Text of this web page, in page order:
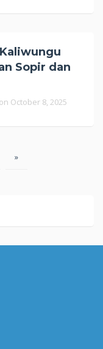
Sopir dan
October 8, 2025
»